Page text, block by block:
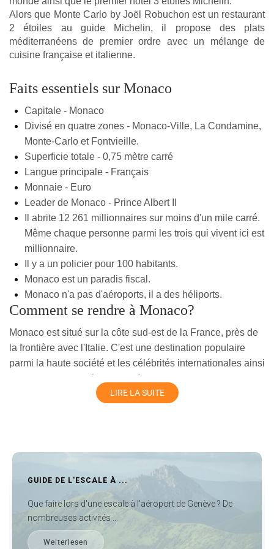
Alors que Monte Carlo by Joël Robuchon est un restaurant
2 étoiles au guide Michelin, il propose des plats
méditerranéens de premier ordre avec un mélange de
cuisine française et italienne.
Faits essentiels sur Monaco
Capitale - Monaco
Divisé en quatre zones - Monaco-Ville, La Condamine,
Monte-Carlo et Fontvieille.
Superficie totale - 0,75 mètre carré
Langue principale - Français
Monnaie - Euro
Leader de Monaco - Prince Albert II
Il abrite 12 261 millionnaires sur moins d'un mile carré.
Même chaque personne parmi les trois qui vivent ici est
millionnaire.
Il y a un policier pour 100 habitants.
Monaco est un paradis fiscal.
Monaco n'a pas d'aéroports, il a des héliports.
Comment se rendre à Monaco?
Monaco est situé sur la côte sud-est de la France, près de
la frontière avec l'Italie. C'est une destination populaire
parmi la haute société et les célébrités internationales ainsi
les plus simples et les plus rapides pour se rendre en ville.
aéroport proche de la ville. Aéroport de Nice situé à
Les autres aéroports à proximité incluent Gênes (GOA)
(174,4 km), Turin (TRN) (297,8 km) et Marseille (MRS)
(220,9 km).
LIRE LA SUITE
BÂLE EN UNE JOURNÉE ENT...
Bâle en une journée entre deux trains Vous aurez de la
chance si vous souhaitez visiter Bâle e...
Weiterlesen